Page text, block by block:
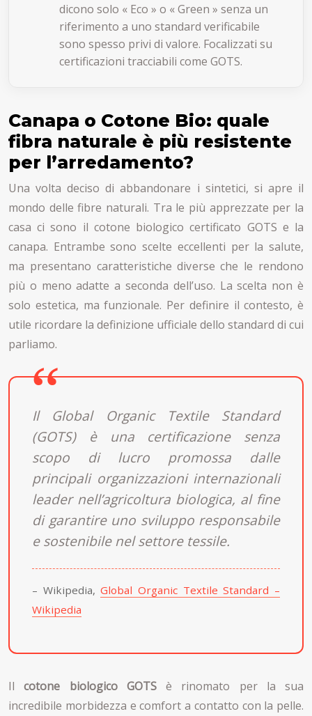
dicono solo « Eco » o « Green » senza un
riferimento a uno standard verificabile
sono spesso privi di valore. Focalizzati su
certificazioni tracciabili come GOTS.
Canapa o Cotone Bio: quale
fibra naturale è più resistente
per l’arredamento?
Una volta deciso di abbandonare i sintetici, si apre il
mondo delle fibre naturali. Tra le più apprezzate per la
casa ci sono il cotone biologico certificato GOTS e la
canapa. Entrambe sono scelte eccellenti per la salute,
ma presentano caratteristiche diverse che le rendono
più o meno adatte a seconda dell’uso. La scelta non è
solo estetica, ma funzionale. Per definire il contesto, è
utile ricordare la definizione ufficiale dello standard di cui
parliamo.
Il Global Organic Textile Standard
(GOTS) è una certificazione senza
scopo di lucro promossa dalle
principali organizzazioni internazionali
leader nell’agricoltura biologica, al fine
di garantire uno sviluppo responsabile
e sostenibile nel settore tessile.
– Wikipedia,Global Organic Textile Standard –
Wikipedia
Ilcotone biologico GOTSè rinomato per la sua
incredibile morbidezza e comfort a contatto con la pelle.